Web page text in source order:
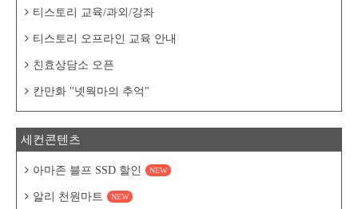
티스토리 교육/과외/강좌
티스토리 오프라인 교육 안내
친효상담소 오픈
칸만화 "넷웍마의 추억"
세컨콘텐츠
아마존 블프 SSD 할인 NEW
알리 천원마트 NEW